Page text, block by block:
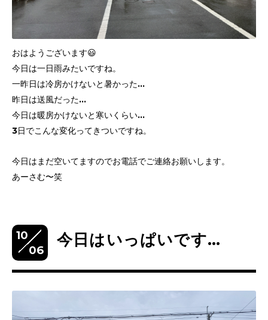
おはようございます😃
今日は一日雨みたいですね。
一昨日は冷房かけないと暑かった…
昨日は送風だった…
今日は暖房かけないと寒いくらい…
3日でこんな変化ってきついですね。
今日はまだ空いてますのでお電話でご連絡お願いします。
あーさむ〜笑
10
06
今日はいっぱいです…